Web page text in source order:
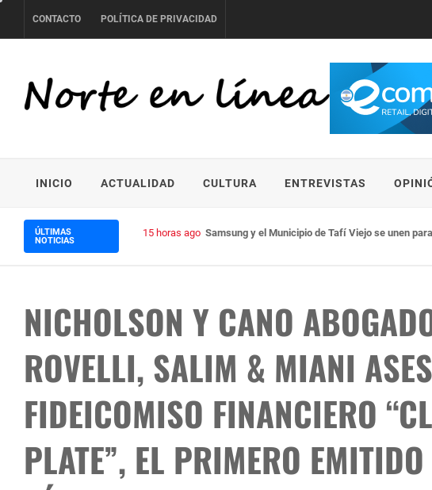
to
CONTACTO POLÍTICA DE PRIVACIDAD
INICIO ACTUALIDAD CULTURA ENTREVISTAS
ÚLTIMAS
NOTICIAS
15 horas ago Samsung y el Municipio de Tafí Viejo se unen
NICHOLSON Y CANO
ROVELLI, SALIM & MIANI
FIDEICOMISO FINANCIERO
PLATE”, EL PRIMERO